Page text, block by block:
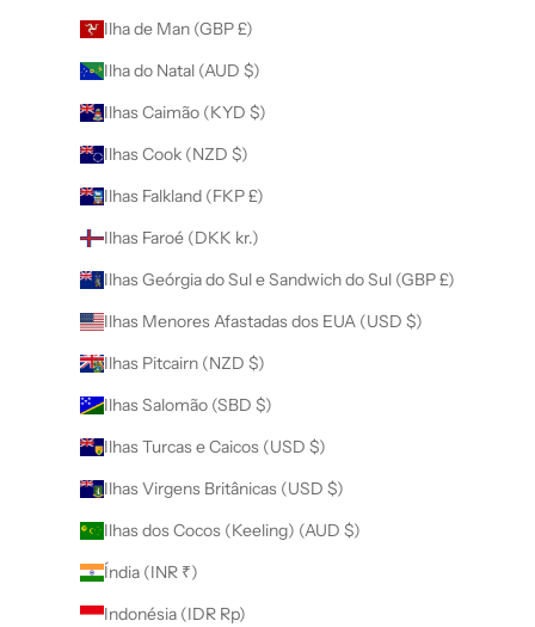
Ilha de Man (GBP £)
Ilha do Natal (AUD $)
Ilhas Caimão (KYD $)
Ilhas Cook (NZD $)
Ilhas Falkland (FKP £)
Ilhas Faroé (DKK kr.)
Ilhas Geórgia do Sul e Sandwich do Sul (GBP £)
Ilhas Menores Afastadas dos EUA (USD $)
Ilhas Pitcairn (NZD $)
Ilhas Salomão (SBD $)
Ilhas Turcas e Caicos (USD $)
Ilhas Virgens Britânicas (USD $)
Ilhas dos Cocos (Keeling) (AUD $)
Índia (INR ₹)
Indonésia (IDR Rp)